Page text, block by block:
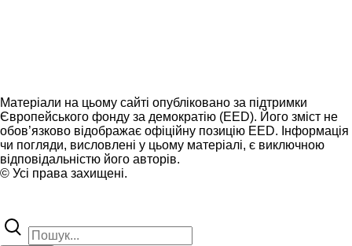
Матеріали на цьому сайті опубліковано за підтримки
Європейського фонду за демократію (EED). Його зміст не
обов’язково відображає офіційну позицію EED. Інформація
чи погляди, висловлені у цьому матеріалі, є виключною
відповідальністю його авторів.
© Усі права захищені.